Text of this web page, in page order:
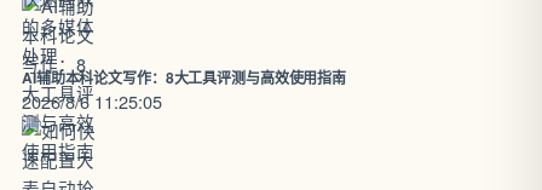
AI辅助本科论文写作：8大工具评测与高效使用指南
2026/8/6 11:25:05